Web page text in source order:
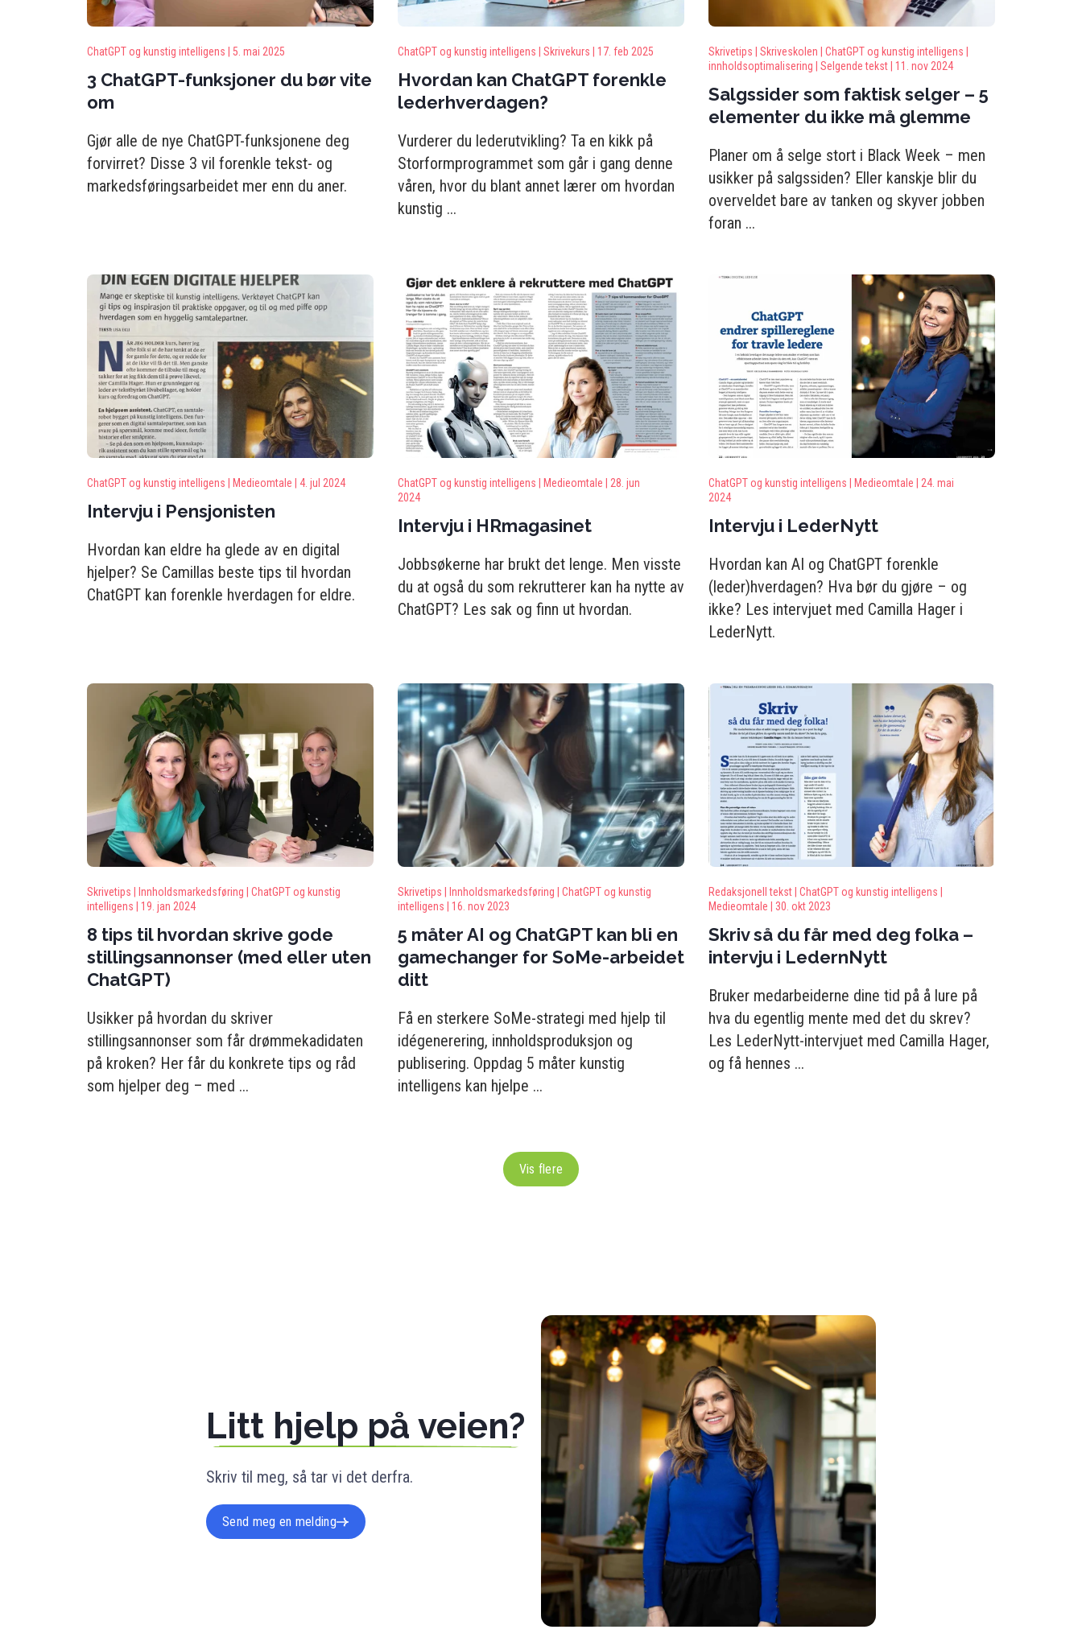
ChatGPT og kunstig intelligens | 5. mai 2025
3 ChatGPT-funksjoner du bør vite
om
Gjør alle de nye ChatGPT-funksjonene deg
forvirret? Disse 3 vil forenkle tekst- og
markedsføringsarbeidet mer enn du aner.
ChatGPT og kunstig intelligens | Skrivekurs | 17. feb 2025
Hvordan kan ChatGPT forenkle
lederhverdagen?
Vurderer du lederutvikling? Ta en kikk på
Storformprogrammet som går i gang denne
våren, hvor du blant annet lærer om hvordan
kunstig ...
Skrivetips | Skriveskolen |
ChatGPT og kunstig intelligens |
innholdsoptimalisering |
Selgende tekst | 11. nov 2024
Salgssider som faktisk selger – 5
elementer du ikke må glemme
Planer om å selge stort i Black Week – men
usikker på salgssiden? Eller kanskje blir du
overveldet bare av tanken og skyver jobben
foran ...
ChatGPT og kunstig intelligens | Medieomtale | 4. jul 2024
Intervju i Pensjonisten
Hvordan kan eldre ha glede av en digital
hjelper? Se Camillas beste tips til hvordan
ChatGPT kan forenkle hverdagen for eldre.
ChatGPT og kunstig intelligens | Medieomtale |
28. jun
2024
Intervju i HRmagasinet
Jobbsøkerne har brukt det lenge. Men visste
du at også du som rekrutterer kan ha nytte av
ChatGPT? Les sak og finn ut hvordan.
ChatGPT og kunstig intelligens | Medieomtale |
24. mai
2024
Intervju i LederNytt
Hvordan kan AI og ChatGPT forenkle
(leder)hverdagen? Hva bør du gjøre – og
ikke? Les intervjuet med Camilla Hager i
LederNytt.
Skrivetips | Innholdsmarkedsføring |
ChatGPT og kunstig
intelligens |
19. jan 2024
8 tips til hvordan skrive gode
stillingsannonser (med eller uten
ChatGPT)
Usikker på hvordan du skriver
stillingsannonser som får drømmekadidaten
på kroken? Her får du konkrete tips og råd
som hjelper deg – med ...
Skrivetips | Innholdsmarkedsføring |
ChatGPT og kunstig
intelligens |
16. nov 2023
5 måter AI og ChatGPT kan bli en
gamechanger for SoMe-arbeidet
ditt
Få en sterkere SoMe-strategi med hjelp til
idégenerering, innholdsproduksjon og
publisering. Oppdag 5 måter kunstig
intelligens kan hjelpe ...
Redaksjonell tekst | ChatGPT og kunstig intelligens |
Medieomtale |
30. okt 2023
Skriv så du får med deg folka –
intervju i LedernNytt
Bruker medarbeiderne dine tid på å lure på
hva du egentlig mente med det du skrev?
Les LederNytt-intervjuet med Camilla Hager,
og få hennes ...
Vis flere
Litt hjelp på veien?
Skriv til meg, så tar vi det derfra.
Send meg en melding